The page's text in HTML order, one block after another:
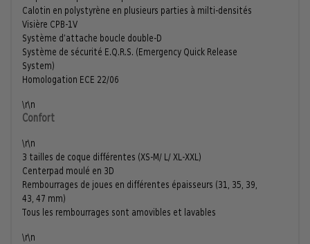
Calotin en polystyrène en plusieurs parties à milti-densités
Visière CPB-1V
Système d’attache boucle double-D
Système de sécurité E.Q.R.S. (Emergency Quick Release
System)
Homologation ECE 22/06
\r\n
Confort
\r\n
3 tailles de coque différentes (XS-M/ L/ XL-XXL)
Centerpad moulé en 3D
Rembourrages de joues en différentes épaisseurs (31, 35, 39,
43, 47 mm)
Tous les rembourrages sont amovibles et lavables
\r\n